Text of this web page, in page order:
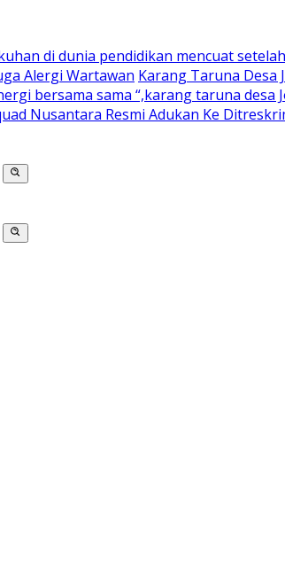
di dunia pendidikan mencuat
Alergi Wartawan Karang Taruna Desa
bersama sama “,karang taruna desa
Nusantara Resmi Adukan Ke